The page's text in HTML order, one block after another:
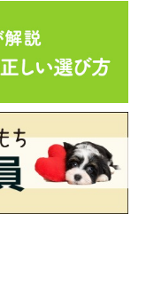
を与えるものがあり
ても、むやみに与え
しまうと厄介です。
ょう。
状に気付きにくい"沈
臓の病気』（監修：